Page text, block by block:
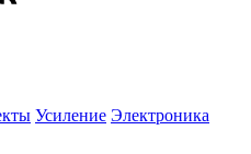
Усиление Электроника